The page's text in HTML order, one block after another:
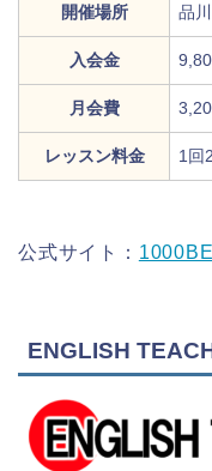
開催場所 品
入会金
月会費
レッスン料金 1回
公式サイト：
ENGLISH